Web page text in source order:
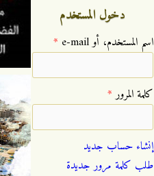
دخول المستخدم
‏اسم المستخدم، أو e-mail ‏ *
‏كلمة المرور ‏*
إنشاء حساب جديد
طلب كلمة مرور جديدة